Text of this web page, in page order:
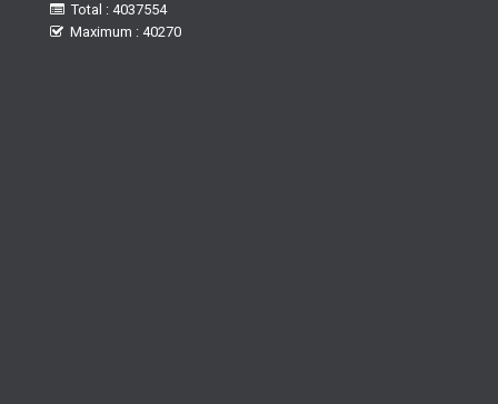
Total : 4037554
Maximum : 40270